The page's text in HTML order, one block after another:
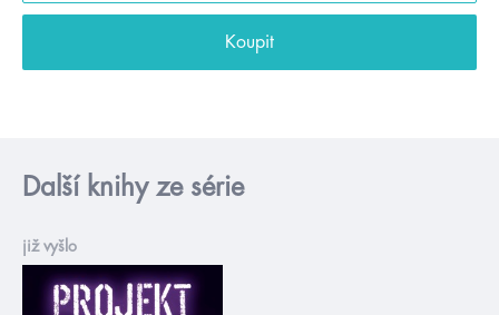
Koupit
Další knihy ze série
již vyšlo